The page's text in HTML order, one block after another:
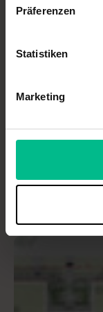
Präferenzen
Statistiken
Marketing
Schema